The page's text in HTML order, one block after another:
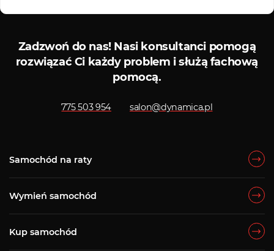
Zadzwoń do nas!Nasi konsultanci pomogą
rozwiązać Ci każdy problem i służą fachową
pomocą.
775 503 954 salon@dynamica.pl
Samochód na raty
Wymień samochód
Kup samochód